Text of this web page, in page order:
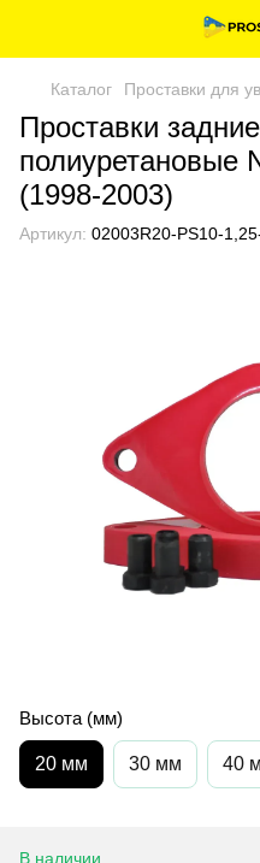
Каталог Проставки для
Проставки
полиуретановые
(1998-2003)
Артикул: 02003R20-PS10-
Высота (мм)
20 мм 30 мм 40
В наличии